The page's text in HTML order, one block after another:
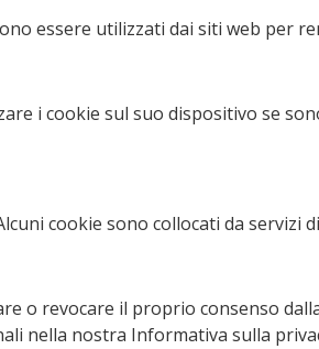
essere utilizzati dai siti web per
i cookie sul suo dispositivo se
cookie sono collocati da servizi
o revocare il proprio consenso
nella nostra Informativa sulla